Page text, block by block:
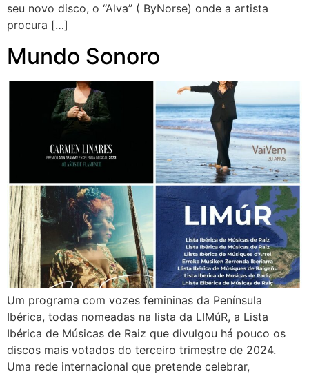
seu novo disco, o “Alva” ( ByNorse) onde a artista
procura […]
Mundo Sonoro
Um programa com vozes femininas da Península
Ibérica, todas nomeadas na lista da LIMúR, a Lista
Ibérica de Músicas de Raiz que divulgou há pouco os
discos mais votados do terceiro trimestre de 2024.
Uma rede internacional que pretende celebrar,